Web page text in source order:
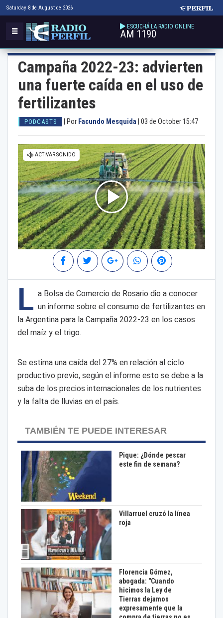
Saturday 8 de August de 2026
ESCUCHÁ LA RADIO ONLINE
AM 1190
Campaña 2022-23: advierten
una fuerte caída en el uso de
fertilizantes
PODCASTS Por Facundo Mesquida 03 de October 15:47
L a Bolsa de Comercio de Rosario dio a conocer
un informe sobre el consumo de fertilizantes en
la Argentina para la Campaña 2022-23 en los casos
del maíz y el trigo.
Se estima una caída del 27% en relación al ciclo
productivo previo, según el informe esto se debe a la
suba de los precios internacionales de los nutrientes
y la falta de lluvias en el país.
TAMBIÉN TE PUEDE INTERESAR
Pique: ¿Dónde pescar
este fin de semana?
Villarruel cruzó la línea
roja
Florencia Gómez,
abogada: "Cuando
hicimos la Ley de
Tierras dejamos
expresamente que la